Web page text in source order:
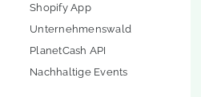
Shopify App
Unternehmenswald
PlanetCash API
Nachhaltige Events